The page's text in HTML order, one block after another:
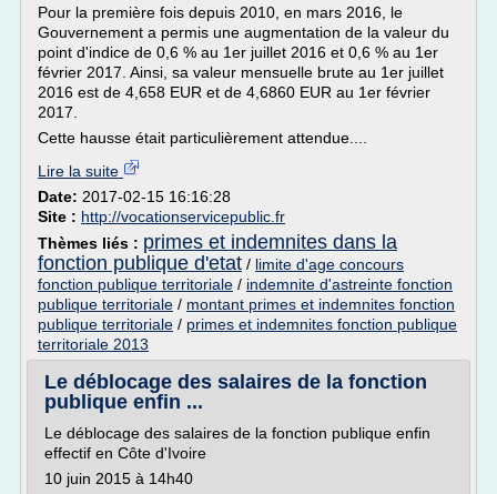
Pour la première fois depuis 2010, en mars 2016, le
Gouvernement a permis une augmentation de la valeur du
point d'indice de 0,6 % au 1er juillet 2016 et 0,6 % au 1er
février 2017. Ainsi, sa valeur mensuelle brute au 1er juillet
2016 est de 4,658 EUR et de 4,6860 EUR au 1er février
2017.
Cette hausse était particulièrement attendue....
Lire la suite
Date: 2017-02-15 16:16:28
Site : http://vocationservicepublic.fr
Thèmes liés : primes et indemnites dans la
fonction publique d'etat / limite d'age concours
fonction publique territoriale / indemnite d'astreinte fonction
publique territoriale / montant primes et indemnites fonction
publique territoriale / primes et indemnites fonction publique
territoriale 2013
Le déblocage des salaires de la fonction
publique enfin ...
Le déblocage des salaires de la fonction publique enfin
effectif en Côte d'Ivoire
10 juin 2015 à 14h40